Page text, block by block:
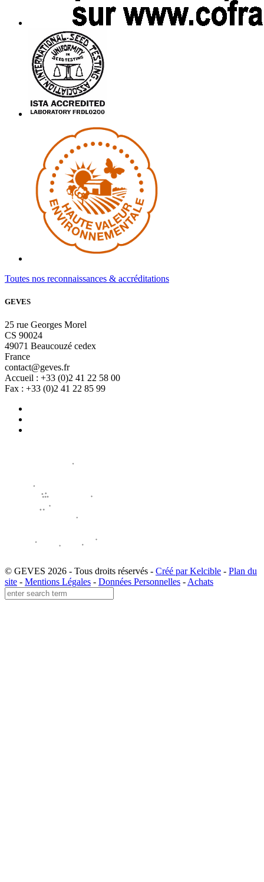
Toutes nos reconnaissances & accréditations
GEVES
25 rue Georges Morel
CS 90024
49071 Beaucouzé cedex
France
contact@geves.fr
Accueil : +33 (0)2 41 22 58 00
Fax : +33 (0)2 41 22 85 99
© GEVES 2026 - Tous droits réservés - Créé par Kelcible - Plan du
site - Mentions Légales - Données Personnelles - Achats